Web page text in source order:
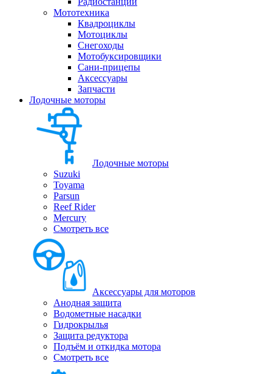
Мототехника
Квадроциклы
Мотоциклы
Снегоходы
Мотобуксировщики
Сани-прицепы
Аксессуары
Запчасти
Лодочные моторы
Лодочные моторы
Suzuki
Toyama
Parsun
Reef Rider
Mercury
Смотреть все
Аксессуары для моторов
Анодная защита
Водометные насадки
Гидрокрылья
Защита редуктора
Подъём и откидка мотора
Смотреть все